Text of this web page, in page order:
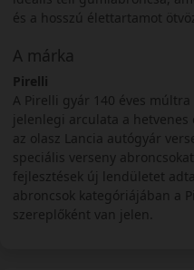
és a hosszú élettartamot
A márka
Pirelli
A Pirelli gyár 140 éves
jelenlegi arculata a
az olasz Lancia autógyár
speciális verseny
fejlesztések új lendületet
abroncsok kategóriájában a
szereplőként van jelen.